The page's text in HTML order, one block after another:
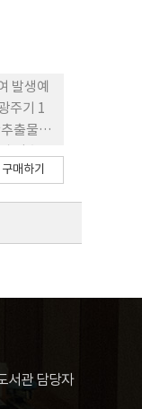
발생예
주기 1
출물에
과
구매하기
서관 담당자